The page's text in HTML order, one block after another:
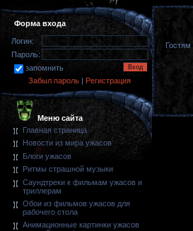
Форма входа
Логин:
Пароль:
запомнить
Забыл пароль | Регистрация
Меню сайта
Главная страница
Новости из мира ужасов
Блоги ужасов
Ритмы страшной музыки
Саундтреки к фильмам ужасов и
триллерам
Обои из фильмов ужасов для
рабочего стола
Анимационные картинки ужасов
Гостям